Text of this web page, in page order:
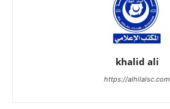
khalid ali
https://alhilalsc.com